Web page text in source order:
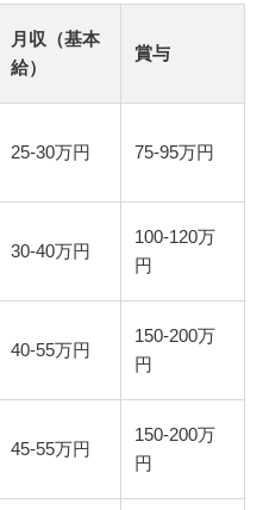
月収（基本
給）
賞与
25-30万円 75-95万円
30-40万円
100-120万
円
40-55万円
150-200万
円
45-55万円
150-200万
円